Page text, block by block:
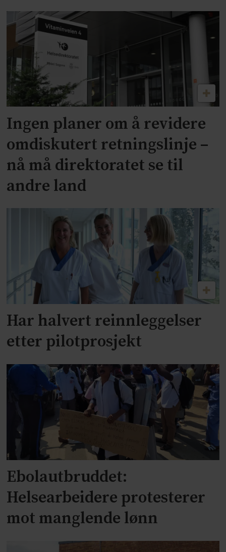
Ingen planer om å revidere
omdiskutert retningslinje –
nå må direktoratet se til
andre land
Har halvert reinnleggelser
etter pilotprosjekt
Ebolautbruddet:
Helsearbeidere protesterer
mot manglende lønn